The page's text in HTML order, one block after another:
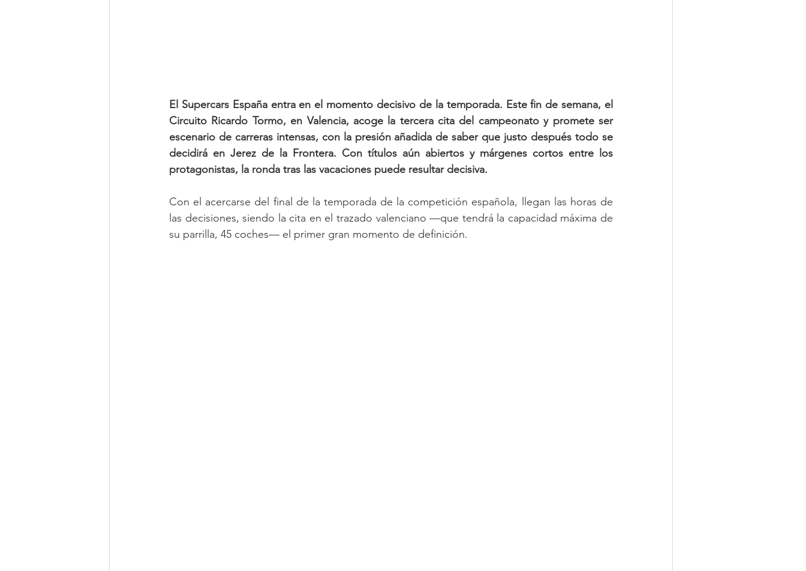
El Supercars España entra en el momento decisivo de la temporada. Este fin de semana, el
Circuito Ricardo Tormo, en Valencia, acoge la tercera cita del campeonato y promete ser
escenario de carreras intensas, con la presión añadida de saber que justo después todo se
decidirá en Jerez de la Frontera. Con títulos aún abiertos y márgenes cortos entre los
protagonistas, la ronda tras las vacaciones puede resultar decisiva.
Con el acercarse del final de la temporada de la competición española, llegan las horas de
las decisiones, siendo la cita en el trazado valenciano —que tendrá la capacidad máxima de
su parrilla, 45 coches— el primer gran momento de definición.